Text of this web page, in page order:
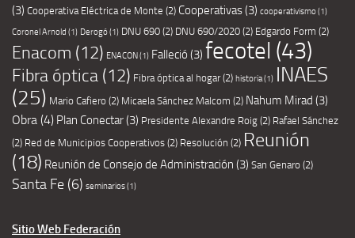
(3) Cooperativa Eléctrica de Monte (2) Cooperativas(3) cooperativismo(1)
Coronel Arnold (1) Derogó(1) DNU 690 (2) DNU 690/2020 (2) Edgardo Form (2)
Enacom (12) ENACON (1) Falleció (3) fecotel (43)
Fibra óptica (12) Fibra óptica al hogar(2) historia(1) INAES
(25) Mario Cafiero (2) Micaela Sánchez Malcom (2) Nahum Mirad (3)
Obra (4) Plan Conectar(3) Presidente Alexandre Roig (2) Rafael Sánchez
(2) Red de Municipios Cooperativos (2) Resolución (2) Reunión
(18) Reunión de Consejo de Administración (3) San Genaro (2)
Santa Fe (6) seminarios(1)
Sitio Web Federación